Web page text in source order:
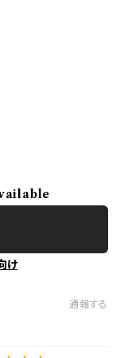
け
通報する